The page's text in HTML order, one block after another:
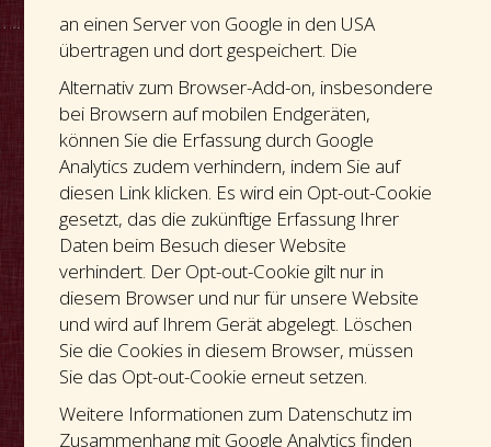
an einen Server von Google in den USA
übertragen und dort gespeichert. Die
Alternativ zum Browser-Add-on, insbesondere
bei Browsern auf mobilen Endgeräten,
können Sie die Erfassung durch Google
Analytics zudem verhindern, indem Sie auf
diesen Link klicken. Es wird ein Opt-out-Cookie
gesetzt, das die zukünftige Erfassung Ihrer
Daten beim Besuch dieser Website
verhindert. Der Opt-out-Cookie gilt nur in
diesem Browser und nur für unsere Website
und wird auf Ihrem Gerät abgelegt. Löschen
Sie die Cookies in diesem Browser, müssen
Sie das Opt-out-Cookie erneut setzen.
Weitere Informationen zum Datenschutz im
Zusammenhang mit Google Analytics finden